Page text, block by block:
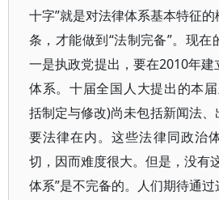
十字”就是对法律体系基本特征
条，才能做到“法制完备”。现在
一是执政党提出，要在2010年
体系。十届全国人大提出的本
括制定与修改)尚未包括新闻法
要法律在内。这些法律同政治
切，因而难度很大。但是，没有
体系”是不完备的。人们期待通